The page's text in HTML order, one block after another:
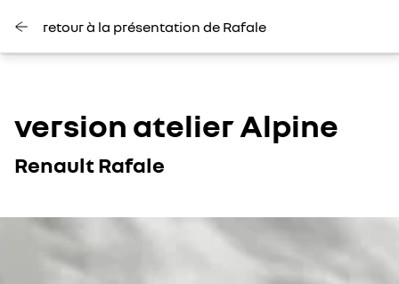
retour à la présentation de Rafale
version atelier Alpine
Renault Rafale